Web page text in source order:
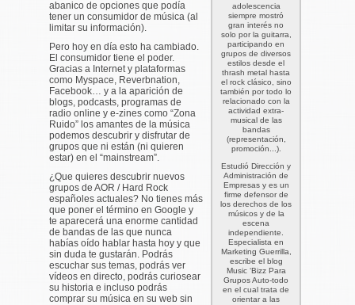
adolescencia
siempre mostró
gran interés no
solo por la guitarra,
participando en
grupos de diversos
estilos desde el
thrash metal hasta
el rock clásico, sino
también por todo lo
relacionado con la
actividad extra-
musical de las
bandas
(representación,
promoción...).
Estudió Dirección y
Administración de
Empresas y es un
firme defensor de
los derechos de los
músicos y de la
escena
independiente.
Especialista en
Marketing Guerrilla
escribe el blog
Music ‘Bizz Para
Grupos Auto-todo
en el cual trata de
orientar a las
abanico de opciones que podía
tener un consumidor de música (al
limitar su información).
Pero hoy en día esto ha cambiado.
El consumidor tiene el poder.
Gracias a Internet y plataformas
como Myspace, Reverbnation,
Facebook… y a la aparición de
blogs, podcasts, programas de
radio online y e-zines como “Zona
Ruido” los amantes de la música
podemos descubrir y disfrutar de
grupos que ni están (ni quieren
estar) en el “mainstream”.
¿Que quieres descubrir nuevos
grupos de AOR / Hard Rock
españoles actuales? No tienes más
que poner el término en Google y
te aparecerá una enorme cantidad
de bandas de las que nunca
habías oído hablar hasta hoy y que
sin duda te gustarán. Podrás
escuchar sus temas, podrás ver
vídeos en directo, podrás curiosear
su historia e incluso podrás
comprar su música en su web sin